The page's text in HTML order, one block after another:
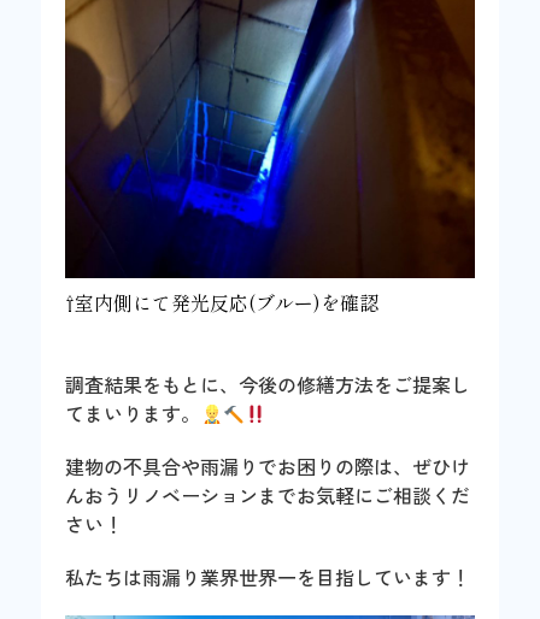
⇧室内側にて発光反応(ブルー)を確認
調査結果をもとに、今後の修繕方法をご提案し
てまいります。
建物の不具合や雨漏りでお困りの際は、ぜひけ
んおうリノベーションまでお気軽にご相談くだ
さい！
私たちは雨漏り業界世界一を目指しています！